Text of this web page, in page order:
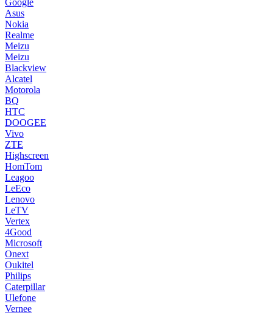
Asus
Nokia
Realme
Meizu
Meizu
Blackview
Alcatel
Motorola
BQ
HTC
DOOGEE
Vivo
ZTE
Highscreen
HomTom
Leagoo
LeEco
Lenovo
LeTV
Vertex
4Good
Microsoft
Onext
Oukitel
Philips
Caterpillar
Ulefone
Vernee